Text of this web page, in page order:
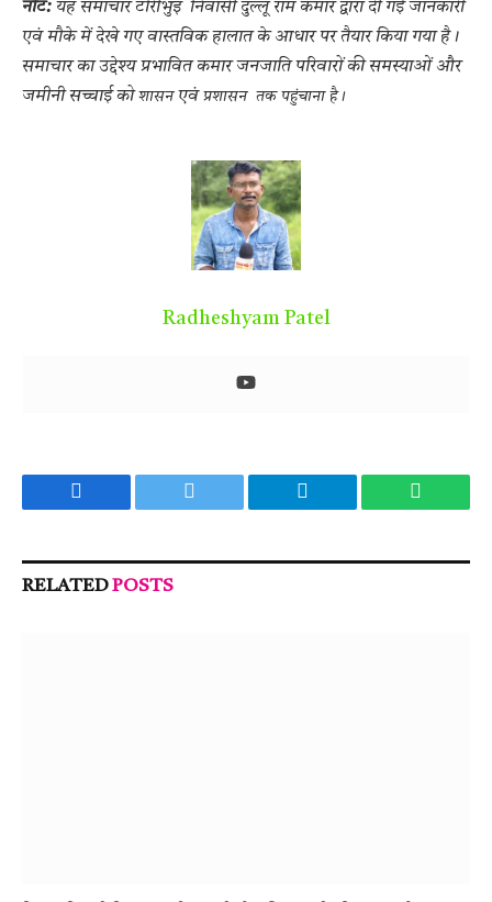
नोट: यह समाचार टोरीभुइ निवासी दुल्लू राम कमार द्वारा दी गई जानकारी
एवं मौके में देखे गए वास्तविक हालात के आधार पर तैयार किया गया है।
समाचार का उद्देश्य प्रभावित कमार जनजाति परिवारों की समस्याओं और
जमीनी सच्चाई कोशासन एवं प्रशासन तक पहुंचाना है।
Radheshyam Patel
Facebook Twitter Telegram
RELATEDPOSTS